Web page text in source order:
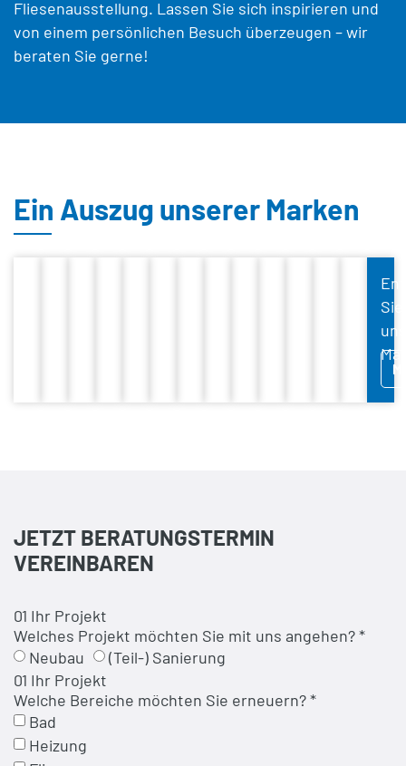
Fliesenausstellung. Lassen Sie sich inspirieren und
von einem persönlichen Besuch überzeugen – wir
beraten Sie gerne!
Ein Auszug unserer Marken
Sie
JETZT BERATUNGSTERMIN
VEREINBAREN
01 Ihr Projekt
Welches Projekt möchten Sie mit uns angehen? *
Neubau
(Teil-) Sanierung
01 Ihr Projekt
Welche Bereiche möchten Sie erneuern? *
Bad
Heizung